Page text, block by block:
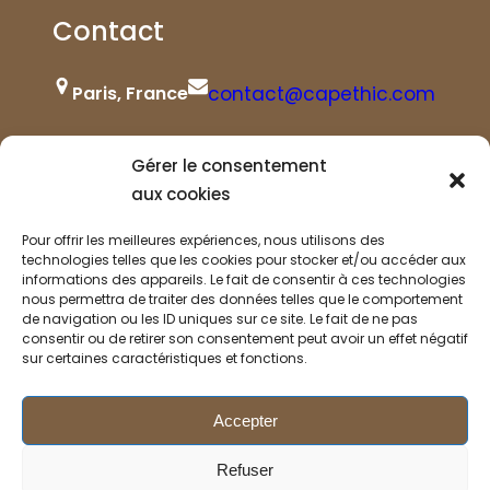
Gérer le consentement
aux cookies
Pour offrir les meilleures expériences, nous utilisons des
technologies telles que les cookies pour stocker et/ou accéder aux
informations des appareils. Le fait de consentir à ces technologies
nous permettra de traiter des données telles que le comportement
de navigation ou les ID uniques sur ce site. Le fait de ne pas
consentir ou de retirer son consentement peut avoir un effet négatif
sur certaines caractéristiques et fonctions.
Accepter
Refuser
Contact
Paris, France contact@capethic.com
+33 (0)6 63 19 96 62 10 AM – 5 PM
© Capethic 2023
Twitter
LinkedIn
Instagram